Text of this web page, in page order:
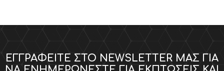
ΕΓΓΡΑΦΕΊΤΕ ΣΤΟ NEWSLETTER ΜΑΣ ΓΙΑ